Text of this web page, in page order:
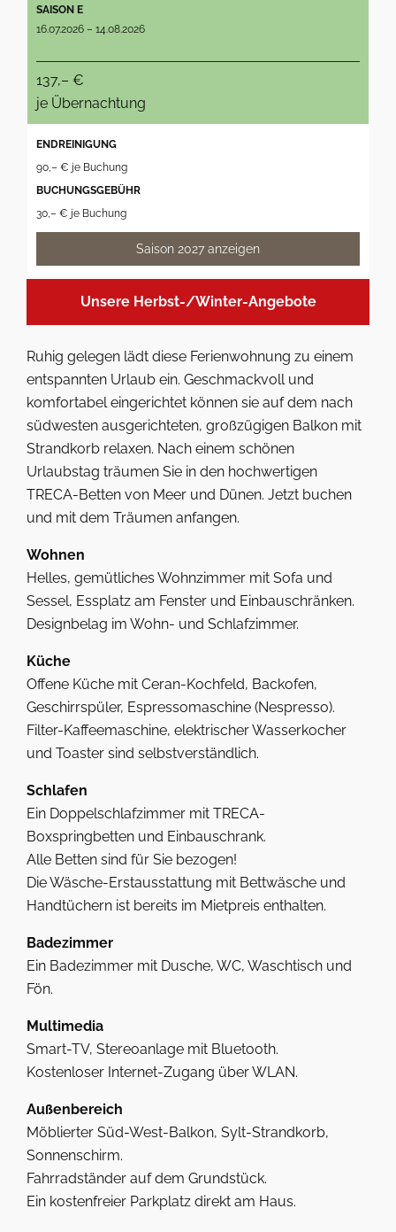
SAISON E
16.07.2026 – 14.08.2026
137,– €
je Übernachtung
ENDREINIGUNG
90,– € je Buchung
BUCHUNGSGEBÜHR
30,– € je Buchung
Saison 2027 anzeigen
Unsere Herbst-/Winter-Angebote
Ruhig gelegen lädt diese Ferienwohnung zu einem
entspannten Urlaub ein. Geschmackvoll und
komfortabel eingerichtet können sie auf dem nach
südwesten ausgerichteten, großzügigen Balkon mit
Strandkorb relaxen. Nach einem schönen
Urlaubstag träumen Sie in den hochwertigen
TRECA-Betten von Meer und Dünen. Jetzt buchen
und mit dem Träumen anfangen.
Wohnen
Helles, gemütliches Wohnzimmer mit Sofa und
Sessel, Essplatz am Fenster und Einbauschränken.
Designbelag im Wohn- und Schlafzimmer.
Küche
Offene Küche mit Ceran-Kochfeld, Backofen,
Geschirrspüler, Espressomaschine (Nespresso).
Filter-Kaffeemaschine, elektrischer Wasserkocher
und Toaster sind selbstverständlich.
Schlafen
Ein Doppelschlafzimmer mit TRECA-
Boxspringbetten und Einbauschrank.
Alle Betten sind für Sie bezogen!
Die Wäsche-Erstausstattung mit Bettwäsche und
Handtüchern ist bereits im Mietpreis enthalten.
Badezimmer
Ein Badezimmer mit Dusche, WC, Waschtisch und
Fön.
Multimedia
Smart-TV, Stereoanlage mit Bluetooth.
Kostenloser Internet-Zugang über WLAN.
Außenbereich
Möblierter Süd-West-Balkon, Sylt-Strandkorb,
Sonnenschirm.
Fahrradständer auf dem Grundstück.
Ein kostenfreier Parkplatz direkt am Haus.